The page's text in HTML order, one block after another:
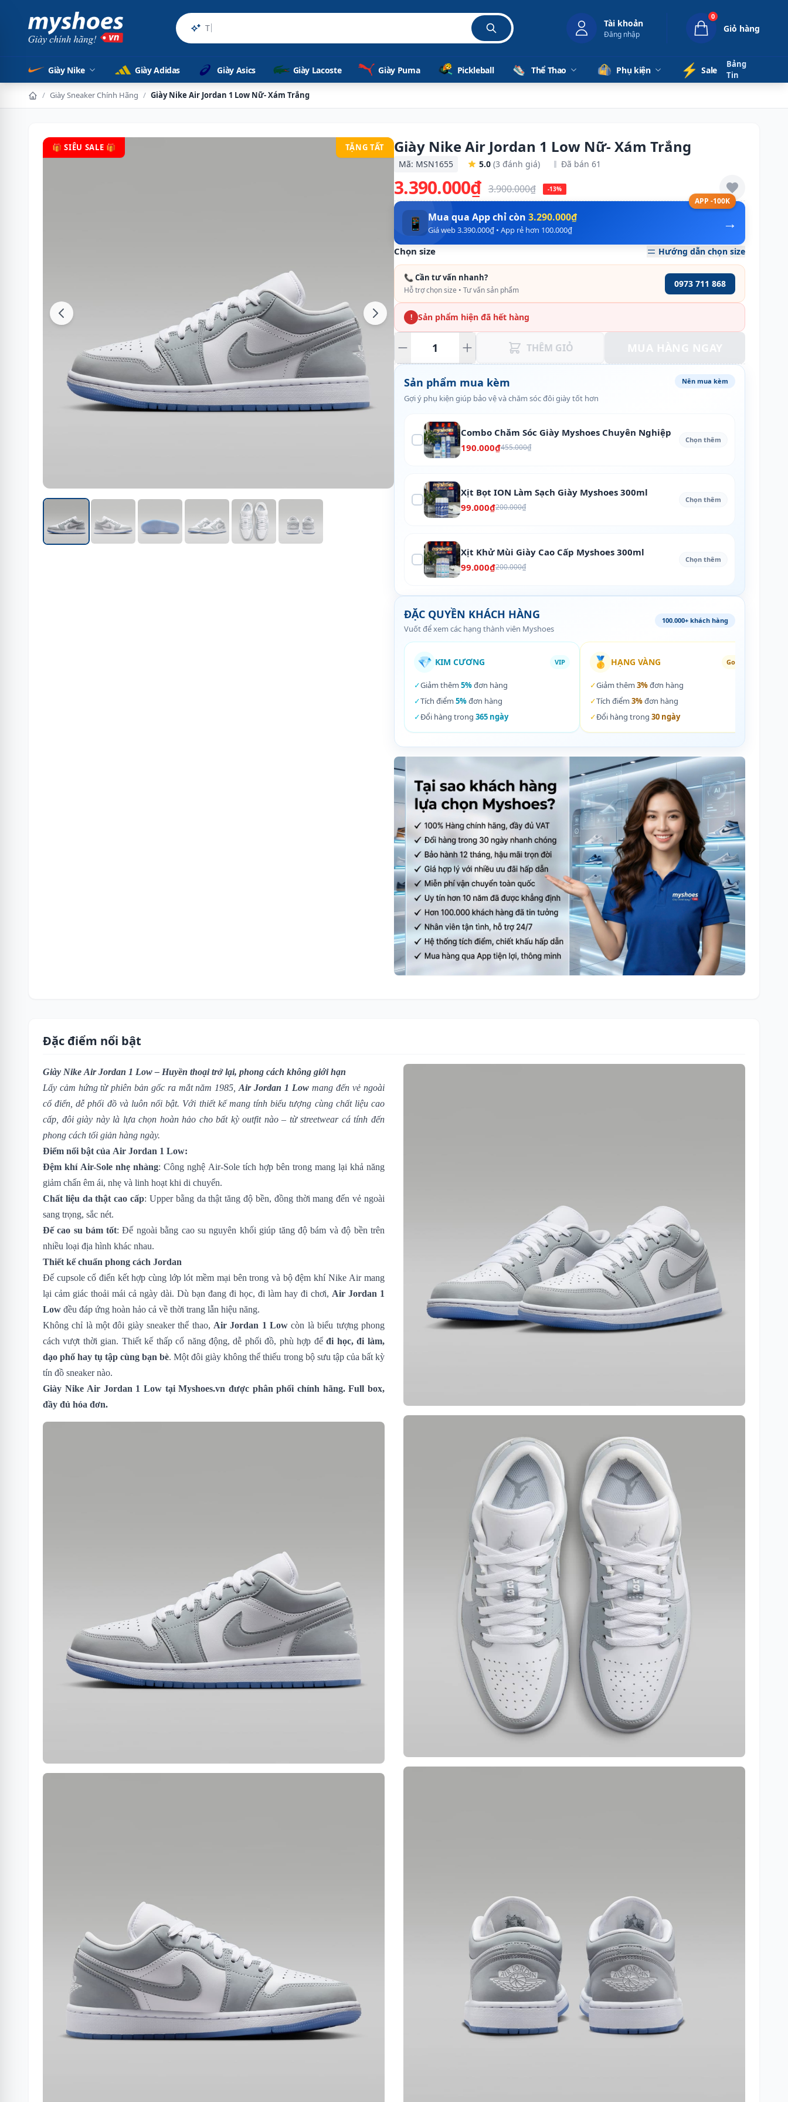
Sản phẩm ch Tài khoản
Đăng nhập
0
Giỏ hàng
Giày Nike Giày Adidas Giày Asics Giày Lacoste Giày Puma Pickleball Thể Thao Phụ kiện ⚡️ Sale
Bảng
Tin
/ Giày Sneaker Chính Hãng / Giày Nike Air Jordan 1 Low Nữ- Xám Trắng
🎁 SIÊU SALE 🎁 TẶNG TẤT Giày Nike Air Jordan 1 Low Nữ- Xám Trắng
Mã: MSN1655 5.0 (3 đánh giá) Đã bán 61
3.390.000₫ 3.900.000₫ -13%
APP -100K
→
📱 Mua qua App chỉ còn 3.290.000₫
Giá web 3.390.000₫ • App rẻ hơn 100.000₫
Chọn size Hướng dẫn chọn size
📞 Cần tư vấn nhanh?
Hỗ trợ chọn size • Tư vấn sản phẩm
0973 711 868
! Sản phẩm hiện đã hết hàng
THÊM GIỎ
Sản phẩm mua kèm
Gợi ý phụ kiện giúp bảo vệ và chăm sóc đôi giày tốt hơn
Nên mua kèm
Combo Chăm Sóc Giày Myshoes Chuyên Nghiệp
190.000₫455.000₫
Chọn thêm
Xịt Bọt ION Làm Sạch Giày Myshoes 300ml
99.000₫200.000₫
Chọn thêm
Xịt Khử Mùi Giày Cao Cấp Myshoes 300ml
99.000₫200.000₫
Chọn thêm
ĐẶC QUYỀN KHÁCH HÀNG
Vuốt để xem các hạng thành viên Myshoes
100.000+ khách hàng
💎 KIM CƯƠNG VIP
✓Giảm thêm 5%đơn hàng
✓Tích điểm 5%đơn hàng
✓Đổi hàng trong 365 ngày
🥇 HẠNG VÀNG Gold
✓Giảm thêm 3%đơn hàng
✓Tích điểm 3%đơn hàng
✓Đổi hàng trong 30 ngày
Đặc điểm nổi bật
Giày Nike Air Jordan 1 Low – Huyền thoại trở lại, phong cách không giới hạn
Lấy cảm hứng từ phiên bản gốc ra mắt năm 1985, Air Jordan 1 Low mang đến vẻ ngoài
cổ điển, dễ phối đồ và luôn nổi bật. Với thiết kế mang tính biểu tượng cùng chất liệu cao
cấp, đôi giày này là lựa chọn hoàn hảo cho bất kỳ outfit nào – từ streetwear cá tính đến
phong cách tối giản hàng ngày.
Điểm nổi bật của Air Jordan 1 Low:
Đệm khí Air-Sole nhẹ nhàng: Công nghệ Air-Sole tích hợp bên trong mang lại khả năng
giảm chấn êm ái, nhẹ và linh hoạt khi di chuyển.
Chất liệu da thật cao cấp: Upper bằng da thật tăng độ bền, đồng thời mang đến vẻ ngoài
sang trọng, sắc nét.
Đế cao su bám tốt: Đế ngoài bằng cao su nguyên khối giúp tăng độ bám và độ bền trên
nhiều loại địa hình khác nhau.
Thiết kế chuẩn phong cách Jordan
Đế cupsole cổ điển kết hợp cùng lớp lót mềm mại bên trong và bộ đệm khí Nike Air mang
lại cảm giác thoải mái cả ngày dài. Dù bạn đang đi học, đi làm hay đi chơi, Air Jordan 1
Low đều đáp ứng hoàn hảo cả về thời trang lẫn hiệu năng.
Không chỉ là một đôi giày sneaker thể thao, Air Jordan 1 Low còn là biểu tượng phong
cách vượt thời gian. Thiết kế thấp cổ năng động, dễ phối đồ, phù hợp để đi học, đi làm,
dạo phố hay tụ tập cùng bạn bè. Một đôi giày không thể thiếu trong bộ sưu tập của bất kỳ
tín đồ sneaker nào.
Giày Nike Air Jordan 1 Low tại Myshoes.vn được phân phối chính hãng. Full box,
đầy đủ hóa đơn.